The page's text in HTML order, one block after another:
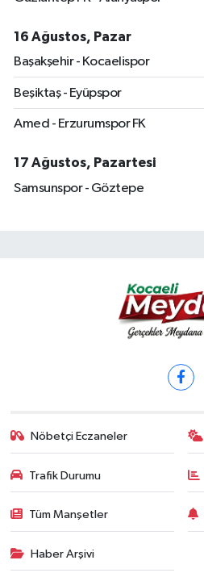
16 Ağustos, Pazar
Başakşehir - Kocaelispor
Beşiktaş - Eyüpspor
Amed - Erzurumspor FK
17 Ağustos, Pazartesi
Samsunspor - Göztepe
Nöbetçi Eczaneler
Trafik Durumu
Tüm Manşetler
Haber Arşivi